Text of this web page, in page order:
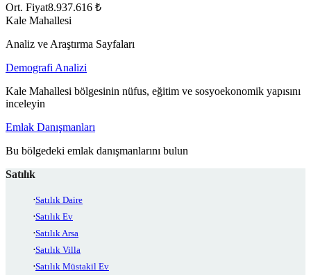
Ort. Fiyat8.937.616 ₺
Kale Mahallesi
Analiz ve Araştırma Sayfaları
Demografi Analizi
Kale Mahallesi bölgesinin nüfus, eğitim ve sosyoekonomik yapısını
inceleyin
Emlak Danışmanları
Bu bölgedeki emlak danışmanlarını bulun
Satılık
Satılık Daire
Satılık Ev
Satılık Arsa
Satılık Villa
Satılık Müstakil Ev